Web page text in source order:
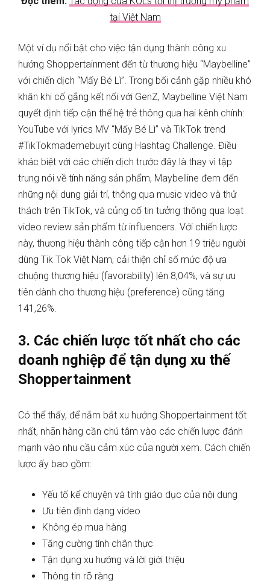
tại Việt Nam
Một ví dụ nổi bật cho việc tận dụng thành công xu
hướng Shoppertainment đến từ thương hiệu “Maybelline”
với chiến dịch “Mấy Bé Lì”. Trong bối cảnh gặp nhiều khó
khăn khi cố gắng kết nối với GenZ, Maybelline Việt Nam
quyết định tiếp cận thế hệ trẻ thông qua hai kênh chính:
YouTube với lyrics MV “Mấy Bé Lì” và TikTok trend
#TikTokmademebuyit cùng Hashtag Challenge. Điều
khác biệt với các chiến dịch trước đây là thay vì tập
trung nói về tính năng sản phẩm, Maybelline đem đến
những nội dung giải trí, thông qua music video và thử
thách trên TikTok, và củng cố tin tưởng thông qua loạt
video review sản phẩm từ influencers. Với chiến lược
này, thương hiệu thành công tiếp cận hơn 19 triệu người
dùng Tik Tok Việt Nam, cải thiện chỉ số mức độ ưa
chuộng thương hiệu (favorability) lên 8,04%, và sự ưu
tiên dành cho thương hiệu (preference) cũng tăng
141,26%.
3. Các chiến lược tốt nhất cho các
doanh nghiệp để tận dụng xu thế
Shoppertainment
Có thể thấy, để nắm bắt xu hướng Shoppertainment tốt
nhất, nhãn hàng cần chú tâm vào các chiến lược đánh
mạnh vào nhu cầu cảm xúc của người xem. Cách chiến
lược ấy bao gồm:
Yếu tố kể chuyện và tính giáo dục của nội dung
Ưu tiên định dạng video
Không ép mua hàng
Tăng cường tính chân thực
Tận dụng xu hướng và lời giới thiệu
Thông tin rõ ràng